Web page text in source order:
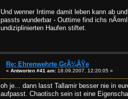
Und wenner Intime damit leben kann ab
passts wunderbar - Outtime find ichs
undiziplinierten Haufen stiftet.
Re: Ehrenwehrte GrÃ¼ÃŸe
« Antworten #41 am: 18.09.2007, 12:20:05 »
oh je... dann lasst Tallamir besser nie in
aufpasst. Chaotisch sein ist eine